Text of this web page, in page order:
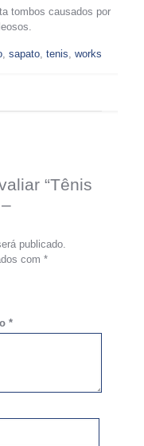
tombos causados por
, sapato, tenis, works
“Tênis
publicado.
com *
*